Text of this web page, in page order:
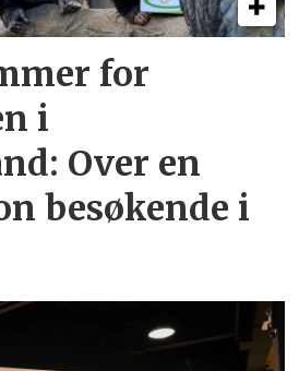
for
i
Over en
besøkende i